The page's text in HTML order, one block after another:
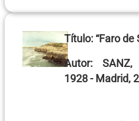
Título: “Faro de
Autor: SANZ,
1928 - Madrid,